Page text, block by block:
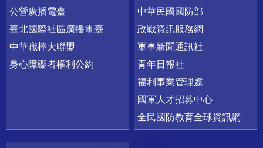
公營廣播電臺
臺北國際社區廣播電臺
中華職棒大聯盟
身心障礙者權利公約
中華民國國防部
政戰資訊服務網
軍事新聞通訊社
青年日報社
福利事業管理處
國軍人才招募中心
全民國防教育全球資訊網